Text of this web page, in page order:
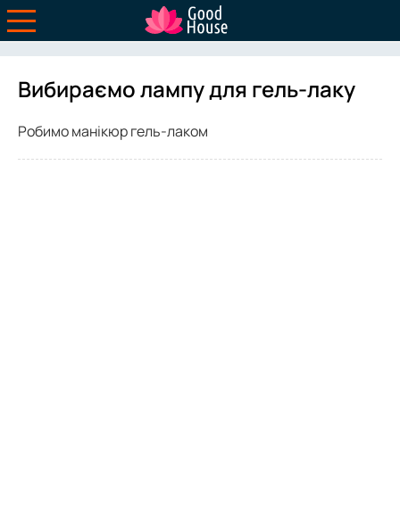
Вибираємо лампу для гель-лаку
Робимо манікюр гель-лаком